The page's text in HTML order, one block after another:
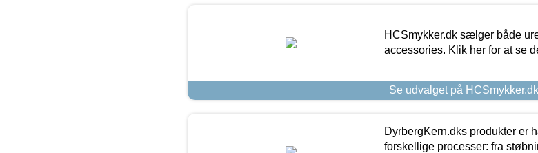
HCSmykker.dk sælger både
accessories. Klik her for at se
Se udvalget på HCSmykker.dk
DyrbergKern.dks produkter er
forskellige processer: fra